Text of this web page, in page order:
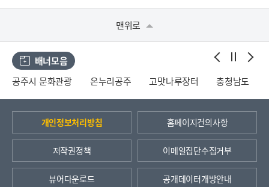
맨위로
배너모음
공주시 문화관광
온누리공주 고맛나루장터 충청남도
개인정보처리방침 홈페이지건의사항
저작권정책 이메일집단수집거부
뷰어다운로드 공개데이터개방안내